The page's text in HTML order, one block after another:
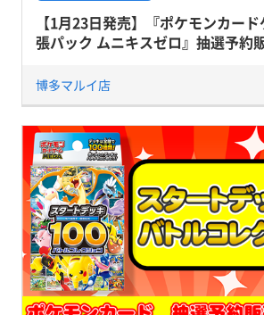
【1月23日発売】『ポケモンカー
張パック ムニキスゼロ』抽選予約
博多マルイ店